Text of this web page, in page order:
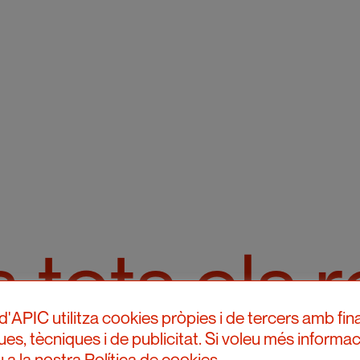
tots els
utilitza cookies pròpies i de tercers amb
tècniques i de publicitat. Si voleu més